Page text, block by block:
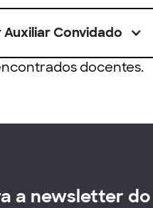
Convidado
docentes.
a newsletter do